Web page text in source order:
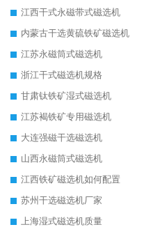
江西干式永磁带式磁选机
内蒙古干选黄硫铁矿磁选机
江苏永磁筒式磁选机
浙江干式磁选机规格
甘肃钛铁矿湿式磁选机
江苏褐铁矿专用磁选机
大连强磁干选磁选机
山西永磁筒式磁选机
江西铁矿磁选机如何配置
苏州干选磁选机厂家
上海湿式磁选机质量